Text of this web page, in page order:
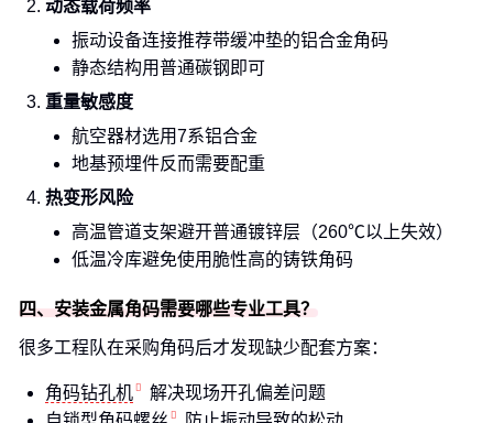
动态载荷频率
振动设备连接推荐带缓冲垫的铝合金角码
静态结构用普通碳钢即可
重量敏感度
航空器材选用7系铝合金
地基预埋件反而需要配重
热变形风险
高温管道支架避开普通镀锌层（260℃以上失效）
低温冷库避免使用脆性高的铸铁角码
四、安装金属角码需要哪些专业工具？
很多工程队在采购角码后才发现缺少配套方案：
角码钻孔机
解决现场开孔偏差问题